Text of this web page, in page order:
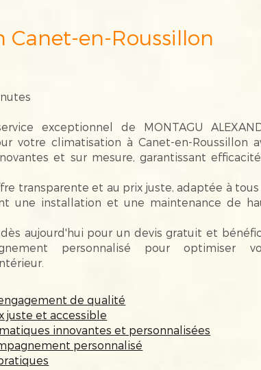
Canet-en-Roussillon
exceptionnel de MONTAGU
votre climatisation à Canet-en-Roussillon
et sur mesure, garantissant
transparente et au prix juste, adaptée à tous
une installation et une maintenance de
aujourd'hui pour un devis gratuit et
personnalisé pour optimiser
de qualité
juste et accessible
innovantes et personnalisées
personnalisé